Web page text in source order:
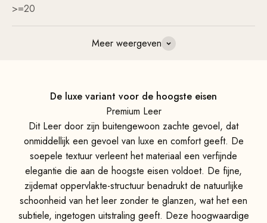
>=20
Meer weergeven
De luxe variant voor de hoogste eisen
Premium Leer
Dit Leer door zijn buitengewoon zachte gevoel, dat
onmiddellijk een gevoel van luxe en comfort geeft. De
soepele textuur verleent het materiaal een verfijnde
elegantie die aan de hoogste eisen voldoet. De fijne,
zijdemat oppervlakte-structuur benadrukt de natuurlijke
schoonheid van het leer zonder te glanzen, wat het een
subtiele, ingetogen uitstraling geeft. Deze hoogwaardige